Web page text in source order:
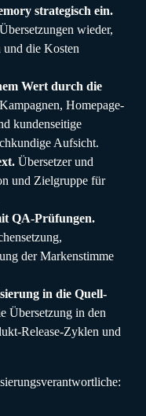
strategisch ein.
wieder,
und die Kosten
Wert durch die
Kampagnen, Homepage-
kundenseitige
Aufsicht.
Übersetzer und
und Zielgruppe für
QA-Prüfungen.
der Markenstimme
in die Quell-
Übersetzung in den
Release-Zyklen und